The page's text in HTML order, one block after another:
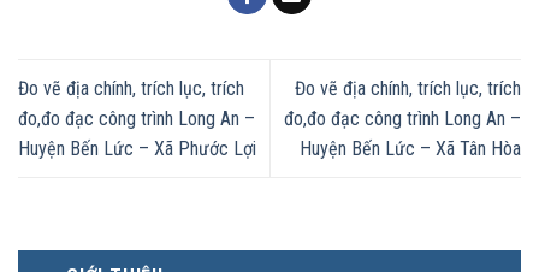
Đo vẽ địa chính, trích lục, trích
đo,đo đạc công trình Long An –
Huyện Bến Lức – Xã Phước Lợi
Đo vẽ địa chính, trích lục, trích
đo,đo đạc công trình Long An –
Huyện Bến Lức – Xã Tân Hòa